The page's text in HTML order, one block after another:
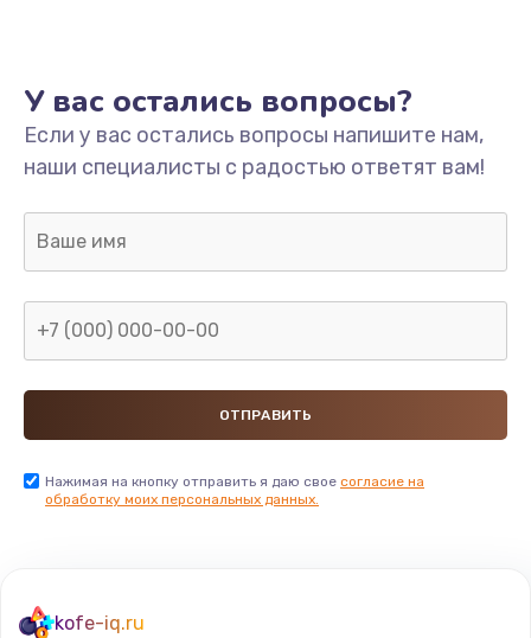
У вас остались вопросы?
Если у вас остались вопросы напишите нам,
наши специалисты с радостью ответят вам!
Нажимая на кнопку отправить я даю свое согласие на
обработку моих персональных данных.
kofe-iq.ru